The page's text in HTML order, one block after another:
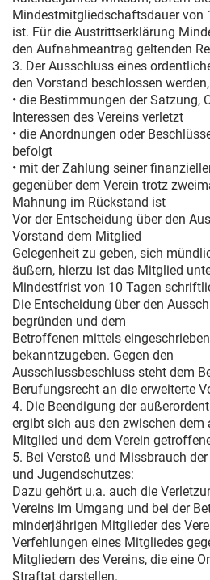
Mindestmitgliedschaftsdauer von
ist. Für die Austrittserklärung
den Aufnahmeantrag geltenden
3. Der Ausschluss eines
den Vorstand beschlossen
• die Bestimmungen der Satzung,
Interessen des Vereins verletzt
• die Anordnungen oder
befolgt
• mit der Zahlung seiner
gegenüber dem Verein trotz
Mahnung im Rückstand ist
Vor der Entscheidung über den
Vorstand dem Mitglied
Gelegenheit zu geben, sich
äußern, hierzu ist das Mitglied
Mindestfrist von 10 Tagen
Die Entscheidung über den
begründen und dem
Betroffenen mittels
bekanntzugeben. Gegen den
Ausschlussbeschluss steht dem
Berufungsrecht an die erweiterte
4. Die Beendigung der
ergibt sich aus den zwischen dem
Mitglied und dem Verein
5. Bei Verstoß und Missbrauch
und Jugendschutzes:
Dazu gehört u.a. auch die
Vereins im Umgang und bei der
minderjährigen Mitglieder des
Verfehlungen eines Mitgliedes
Mitgliedern des Vereins, die eine
Straftat darstellen.